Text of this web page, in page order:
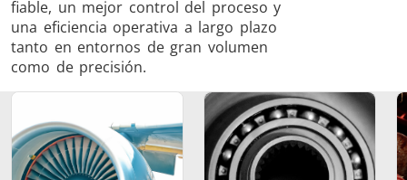
Soldadura de
Aluminio
Sellado
fiable, un mejor control del proceso y
una eficiencia operativa a largo plazo
tanto en entornos de gran volumen
como de precisión.